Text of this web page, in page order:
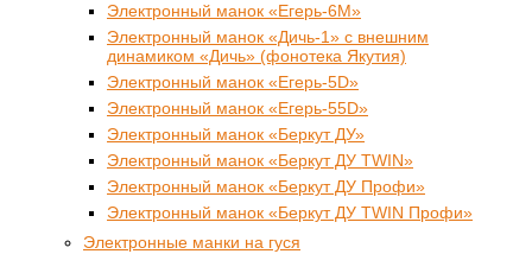
Электронный манок «Егерь-6М»
Электронный манок «Дичь-1» с внешним
динамиком «Дичь» (фонотека Якутия)
Электронный манок «Егерь-5D»
Электронный манок «Егерь-55D»
Электронный манок «Беркут ДУ»
Электронный манок «Беркут ДУ TWIN»
Электронный манок «Беркут ДУ Профи»
Электронный манок «Беркут ДУ TWIN Профи»
Электронные манки на гуся